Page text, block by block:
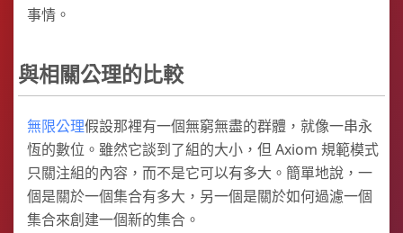
事情。
與相關公理的比較
無限公理假設那裡有一個無窮無盡的群體，就像一串永
恆的數位。雖然它談到了組的大小，但 Axiom 規範模式
只關注組的內容，而不是它可以有多大。簡單地說，一
個是關於一個集合有多大，另一個是關於如何過濾一個
集合來創建一個新的集合。